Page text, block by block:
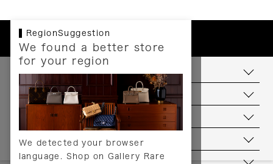
RegionSuggestion
We found a better store
for your region
We detected your browser
language. Shop on Gallery Rare
お支払いについて
配送について
送料について
返品について